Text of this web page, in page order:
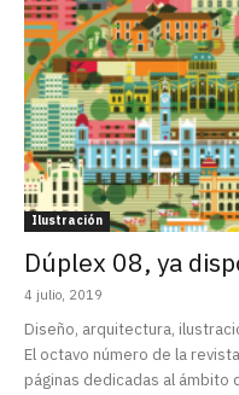
Ilustración
Dúplex 08, ya
4 julio, 2019
Diseño, arquitectura,
El octavo número de la
páginas dedicadas al ámbito